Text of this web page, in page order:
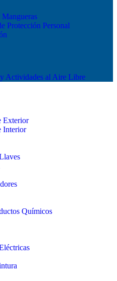
Protección Personal
Actividades al Aire Libre
Exterior
Interior
Químicos